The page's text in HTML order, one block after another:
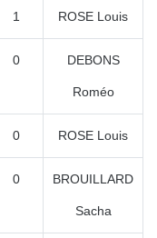
1 ROSE Louis
0 DEBONS
Roméo
0 ROSE Louis
0 BROUILLARD
Sacha